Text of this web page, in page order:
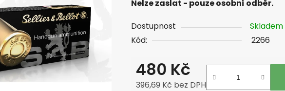
Nelze zaslat - pouze osobní odběr.
Dostupnost Skladem
Kód:
2266
480 Kč
396,69 Kč bez DPH